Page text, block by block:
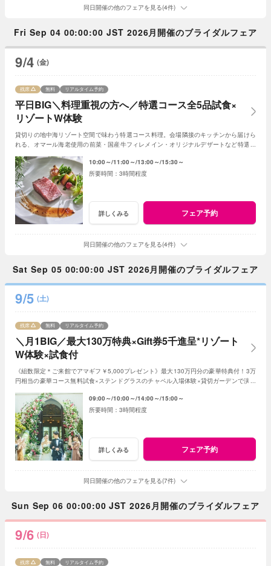
同日開催の他のフェアを見る(4件)
Fri Sep 04 00:00:00 JST 2026月開催のブライダルフェア
9/4 (金)
平日BIG＼料理重視の方へ／特選コース全5品試食×
リゾートW体験
残席 無料 リアルタイム予約
貸切りの地中海リゾート空間で味わう特選コース料理。会場隣接のキッチンから届けら
れる、オマール海老使用の前菜・国産牛フィレメイン・オリジナルデザートなど特選コ
10:00～ 11:00～ 13:00～ 15:30～
3時間程度
詳しくみる フェア予約
同日開催の他のフェアを見る(4件)
Sat Sep 05 00:00:00 JST 2026月開催のブライダルフェア
9/5 (土)
＼月1BIG／最大130万特典×Gift券5千進呈*リゾート
W体験×試食付
残席 無料 リアルタイム予約
《組数限定＊ご来館でアマギフ￥5,000プレゼント》最大130万円分の豪華特典付！3万
円相当の豪華コース無料試食×ステンドグラスのチャペル入場体験×貸切ガーデンで演出
09:00～ 10:00～ 14:00～ 15:00～
3時間程度
詳しくみる フェア予約
同日開催の他のフェアを見る(7件)
Sun Sep 06 00:00:00 JST 2026月開催のブライダルフェア
9/6 (日)
残席 無料 リアルタイム予約